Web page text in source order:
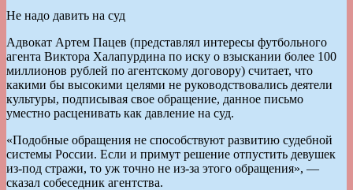
Не надо давить на суд
Адвокат Артем Пацев (представлял интересы футбольного
агента Виктора Халапурдина по иску о взыскании более 100
миллионов рублей по агентскому договору) считает, что
какими бы высокими целями не руководствовались деятели
культуры, подписывая свое обращение, данное письмо
уместно расценивать как давление на суд.
«Подобные обращения не способствуют развитию судебной
системы России. Если и примут решение отпустить девушек
из-под стражи, то уж точно не из-за этого обращения», —
сказал собеседник агентства.